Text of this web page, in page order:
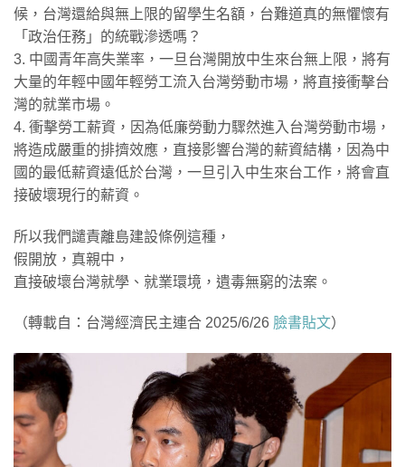
候，台灣還給與無上限的留學生名額，台難道真的無懼懷有
「政治任務」的統戰滲透嗎？
3. 中國青年高失業率，一旦台灣開放中生來台無上限，將有
大量的年輕中國年輕勞工流入台灣勞動市場，將直接衝擊台
灣的就業市場。
4. 衝擊勞工薪資，因為低廉勞動力驟然進入台灣勞動市場，
將造成嚴重的排擠效應，直接影響台灣的薪資結構，因為中
國的最低薪資遠低於台灣，一旦引入中生來台工作，將會直
接破壞現行的薪資。
​所以我們譴責離島建設條例這種，
假開放，真親中，
直接破壞台灣就學、就業環境，遺毒無窮的法案。
（轉載自：台灣經濟民主連合 2025/6/26 臉書貼文）